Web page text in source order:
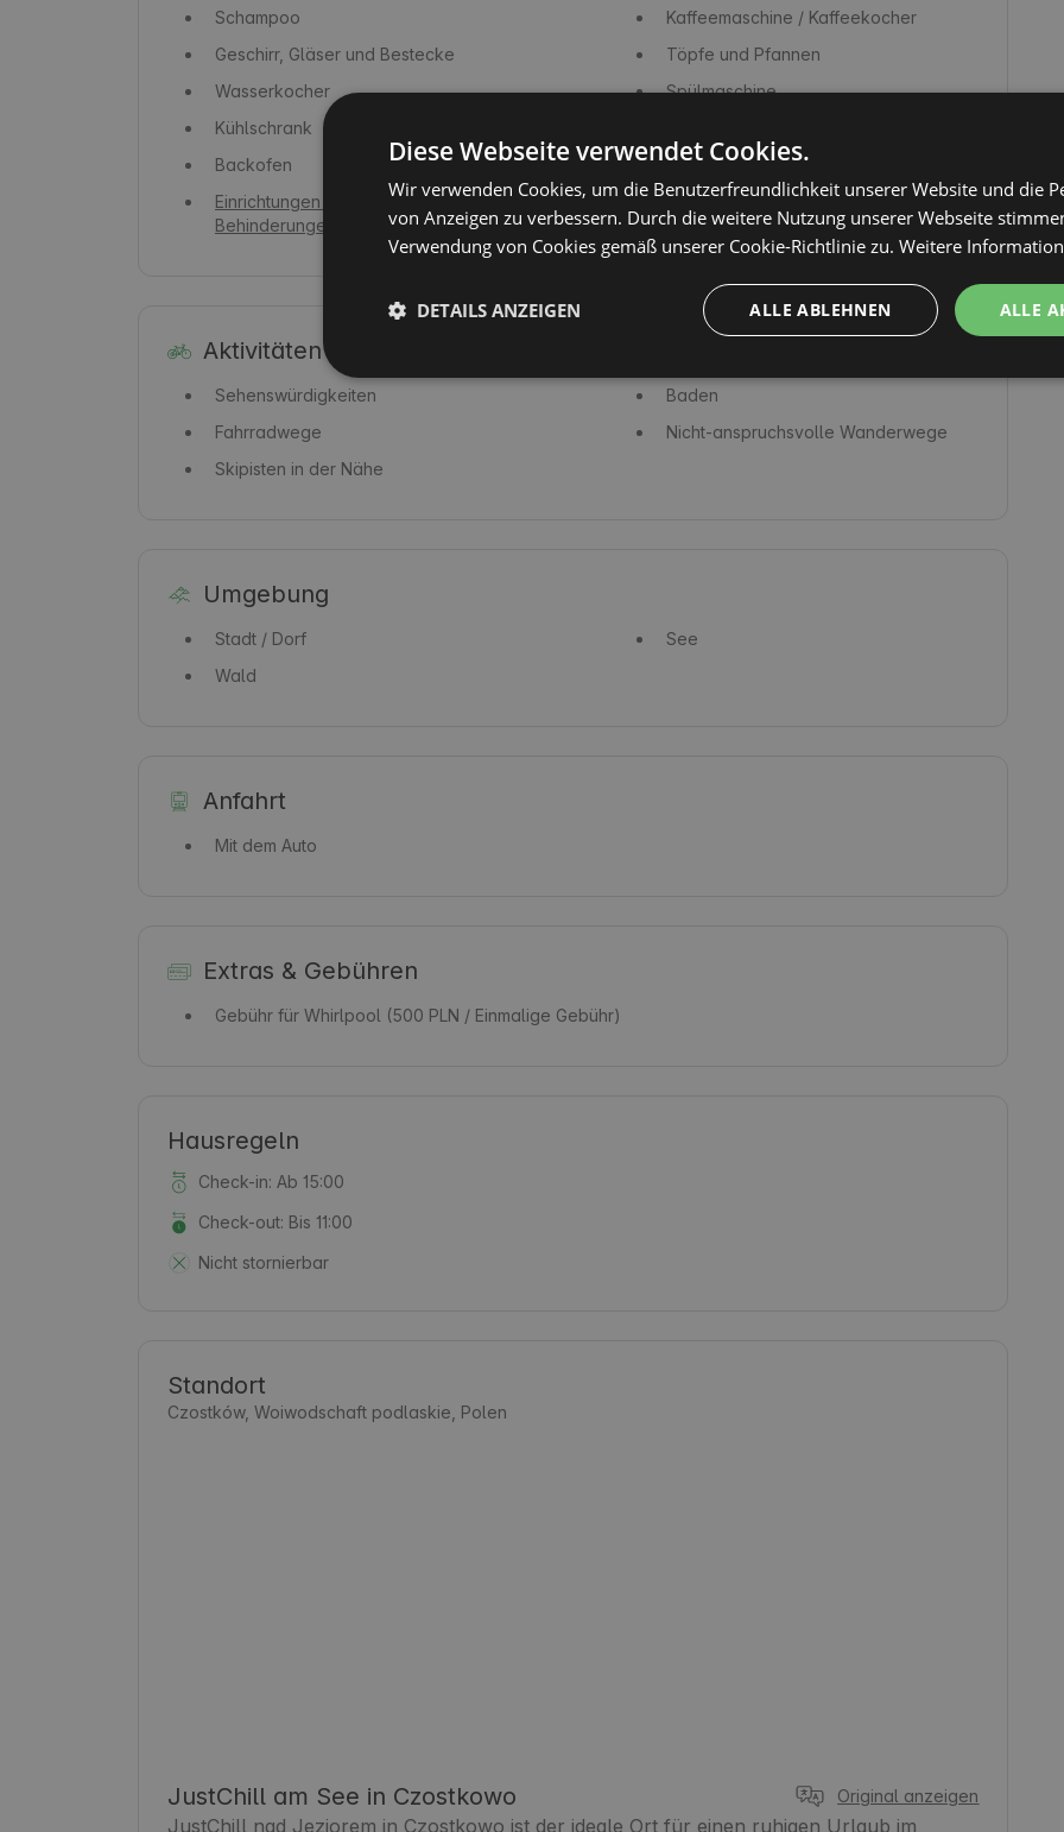
Schampoo
Kaffeemaschine / Kaffeekocher
Geschirr, Gläser und Bestecke
Töpfe und Pfannen
Wasserkocher
Spülmaschine
Kühlschrank
Backofen
Toaster
Einrichtungen für Menschen mit
Behinderungen
Aktivitäten vor Ort
Sehenswürdigkeiten
Baden
Fahrradwege
Nicht-anspruchsvolle Wanderwege
Skipisten in der Nähe
Umgebung
Stadt / Dorf
See
Wald
Anfahrt
Mit dem Auto
Extras & Gebühren
Gebühr für Whirlpool (500 PLN / Einmalige Gebühr)
Hausregeln
Check-in: Ab 15:00
Check-out: Bis 11:00
Nicht stornierbar
Standort
Czostków, Woiwodschaft podlaskie, Polen
JustChill am See in Czostkowo Original anzeigen
JustChill nad Jeziorem in Czostkowo ist der ideale Ort für einen ruhigen Urlaub im
Diese Webseite verwendet Cookies.
Wir verwenden Cookies, um die Benutzerfreundlichkeit unserer Website und die
von Anzeigen zu verbessern. Durch die weitere Nutzung unserer Webseite
Verwendung von Cookies gemäß unserer Cookie-Richtlinie zu. Weitere
ALLE
ALLE ABLEHNEN
DETAILS ANZEIGEN